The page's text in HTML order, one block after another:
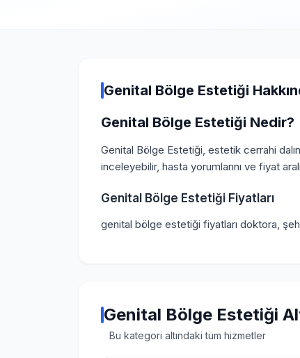
Genital Bölge Estetiği
Genital Bölge Estetiği Nedir?
Genital Bölge Estetiği, estetik cerrahi
inceleyebilir, hasta yorumlarını ve fiyat
Genital Bölge Estetiği Fiyatları
genital bölge estetiği fiyatları doktora,
Genital Bölge Estetiği
Bu kategori altındaki tüm hizmetler